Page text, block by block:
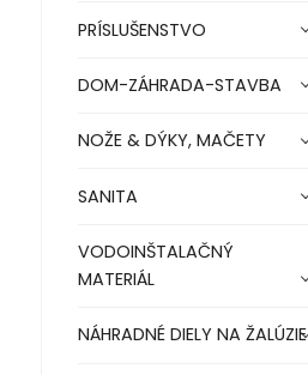
PRÍSLUŠENSTVO
DOM-ZÁHRADA-STAVBA
NOŽE & DÝKY, MAČETY
SANITA
VODOINŠTALAČNÝ
MATERIÁL
NÁHRADNÉ DIELY NA ŽALÚZIE